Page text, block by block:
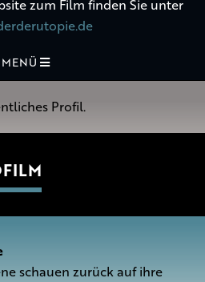
zum Film finden Sie unter
MENÜ
Profil.
schauen zurück auf ihre